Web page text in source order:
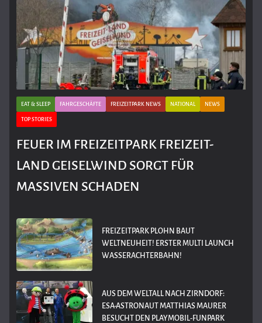
EAT & SLEEP FAHRGESCHÄFTE FREIZEITPARK NEWS NATIONAL NEWS
TOP STORIES
FEUER IM FREIZEITPARK FREIZEIT-
LAND GEISELWIND SORGT FÜR
MASSIVEN SCHADEN
FREIZEITPARK PLOHN BAUT
WELTNEUHEIT! ERSTER MULTI LAUNCH
WASSERACHTERBAHN!
AUS DEM WELTALL NACH ZIRNDORF:
ESA-ASTRONAUT MATTHIAS MAURER
BESUCHT DEN PLAYMOBIL-FUNPARK